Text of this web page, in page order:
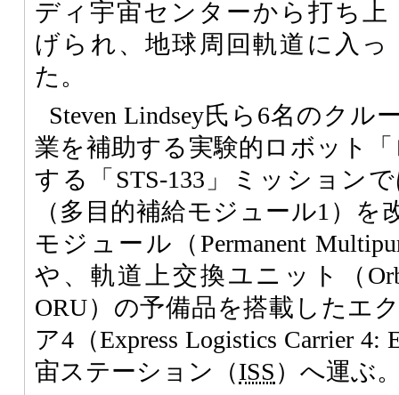
ディ宇宙センターから打ち上
げられ、地球周回軌道に入っ
た。
Steven Lindsey氏ら6名のクル
業を補助する実験的ロボット
する「STS-133」ミッション
（多目的補給モジュール1）を
モジュール（Permanent
や、軌道上交換ユニット（
ORU）の予備品を搭載したエ
ア4（Express Logistics Carrier
宙ステーション（ISS）へ運ぶ